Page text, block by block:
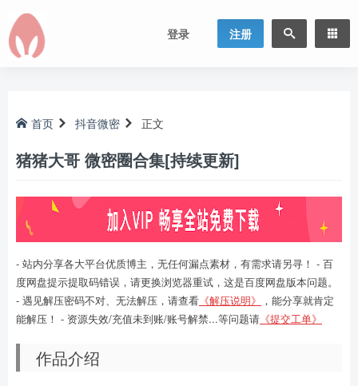
登录 注册
首页 抖音微密 正文
猪猪大哥 微密圈合集[持续更新]
- 站内分享各大平台优质博主，无任何漏点素材，有需求请另寻！ - 百
度网盘提示提取码错误，请更换浏览器重试，这是百度网盘版本问题。
- 遇见解压密码不对、无法解压，请查看 《解压说明》
，能分享就肯定
能解压！ - 资源失效/充值未到账/账号解禁...等问题请 《提交工单》
作品介绍